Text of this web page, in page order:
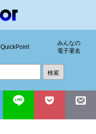
QuickPoint
みんなの
電子署名